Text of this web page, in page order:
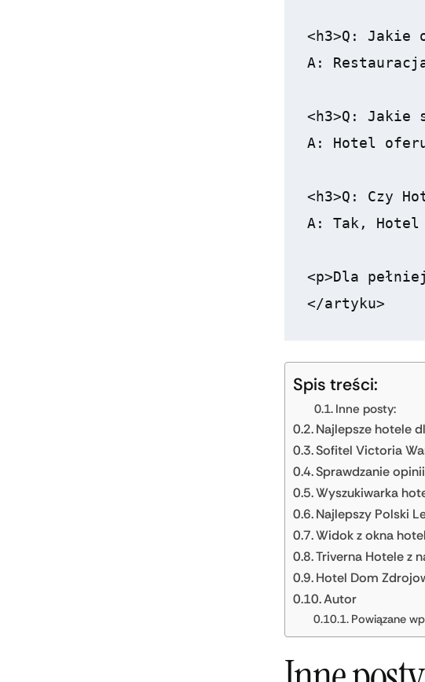
<h3>Q: Jakie
A:
<h3>Q: Jakie
A: Hotel
<h3>Q: Czy
A: Tak, Hotel
<p>Dla
Spis treści:
Inne posty:
Najlepsze hotele
Sofitel Victoria
Sprawdzanie
Wyszukiwarka
Najlepszy Polski
Widok z okna
Triverna Hotele z
Hotel Dom
Autor
Powiązane